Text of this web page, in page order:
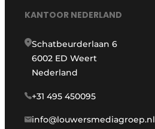
KANTOOR NEDERLAND
Schatbeurderlaan 6
6002 ED Weert
Nederland
+31 495 450095
info@louwersmediagroep.nl